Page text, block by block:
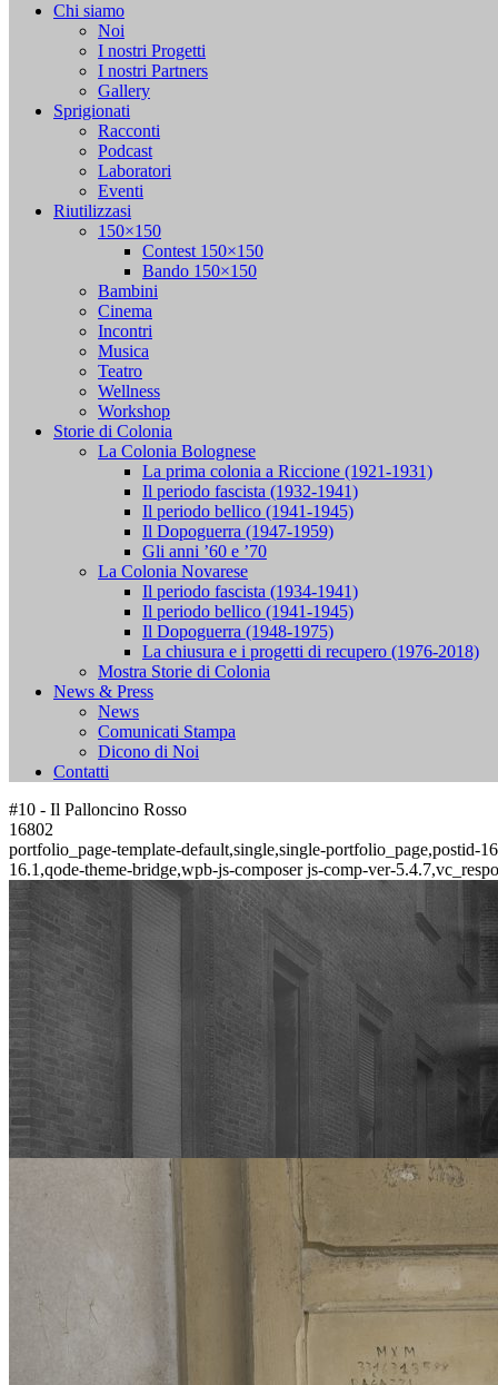
Chi siamo
Noi
I nostri Progetti
I nostri Partners
Gallery
Sprigionati
Racconti
Podcast
Laboratori
Eventi
Riutilizzasi
150×150
Contest 150×150
Bando 150×150
Bambini
Cinema
Incontri
Musica
Teatro
Wellness
Workshop
Storie di Colonia
La Colonia Bolognese
La prima colonia a Riccione (1921-1931)
Il periodo fascista (1932-1941)
Il periodo bellico (1941-1945)
Il Dopoguerra (1947-1959)
Gli anni ’60 e ’70
La Colonia Novarese
Il periodo fascista (1934-1941)
Il periodo bellico (1941-1945)
Il Dopoguerra (1948-1975)
La chiusura e i progetti di recupero (1976-2018)
Mostra Storie di Colonia
News & Press
News
Comunicati Stampa
Dicono di Noi
Contatti
#10 - Il Palloncino Rosso
16802
portfolio_page-template-default,single,single-portfolio_page,postid-
16.1,qode-theme-bridge,wpb-js-composer js-comp-ver-